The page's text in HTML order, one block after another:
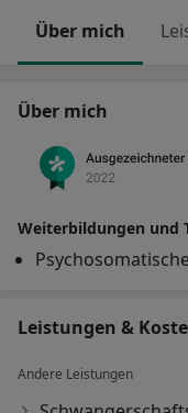
Über mich
Über mich
Weiterbildungen und
Leistungen &
Andere Leistungen